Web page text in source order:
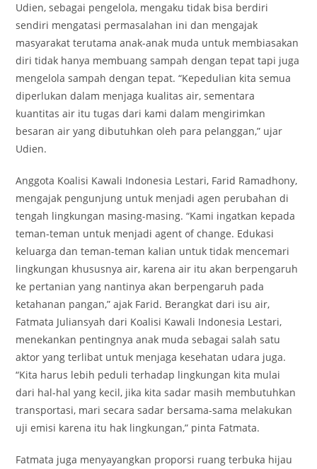
Udien, sebagai pengelola, mengaku tidak bisa berdiri
sendiri mengatasi permasalahan ini dan mengajak
masyarakat terutama anak-anak muda untuk membiasakan
diri tidak hanya membuang sampah dengan tepat tapi juga
mengelola sampah dengan tepat. “Kepedulian kita semua
diperlukan dalam menjaga kualitas air, sementara
kuantitas air itu tugas dari kami dalam mengirimkan
besaran air yang dibutuhkan oleh para pelanggan,” ujar
Udien.
Anggota Koalisi Kawali Indonesia Lestari, Farid Ramadhony,
mengajak pengunjung untuk menjadi agen perubahan di
tengah lingkungan masing-masing. “Kami ingatkan kepada
teman-teman untuk menjadi agent of change. Edukasi
keluarga dan teman-teman kalian untuk tidak mencemari
lingkungan khususnya air, karena air itu akan berpengaruh
ke pertanian yang nantinya akan berpengaruh pada
ketahanan pangan,” ajak Farid. Berangkat dari isu air,
Fatmata Juliansyah dari Koalisi Kawali Indonesia Lestari,
menekankan pentingnya anak muda sebagai salah satu
aktor yang terlibat untuk menjaga kesehatan udara juga.
“Kita harus lebih peduli terhadap lingkungan kita mulai
dari hal-hal yang kecil, jika kita sadar masih membutuhkan
transportasi, mari secara sadar bersama-sama melakukan
uji emisi karena itu hak lingkungan,” pinta Fatmata.
Fatmata juga menyayangkan proporsi ruang terbuka hijau